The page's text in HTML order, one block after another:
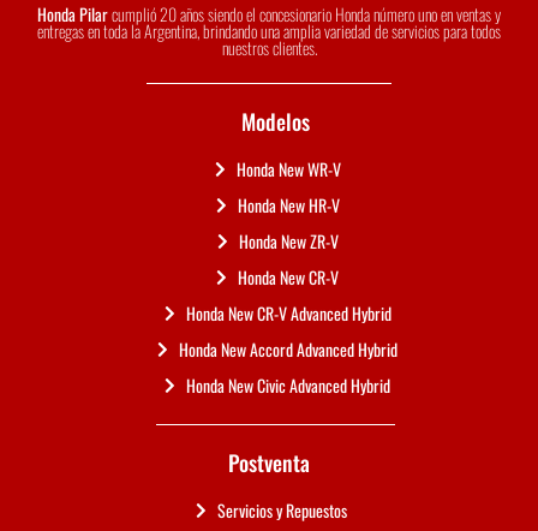
Honda Pilarcumplió 20 años siendo el concesionario Honda número uno en ventas y
entregas en toda la Argentina, brindando una amplia variedad de servicios para todos
nuestros clientes.
Modelos
Honda New WR-V
Honda New HR-V
Honda New ZR-V
Honda New CR-V
Honda New CR-V Advanced Hybrid
Honda New Accord Advanced Hybrid
Honda New Civic Advanced Hybrid
Postventa
Servicios y Repuestos